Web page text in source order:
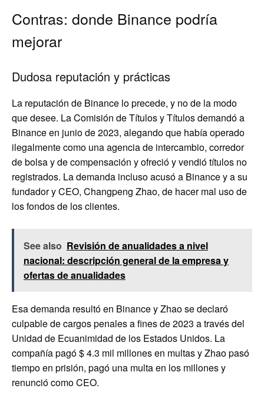
Contras: donde Binance podría
mejorar
Dudosa reputación y prácticas
La reputación de Binance lo precede, y no de la modo
que desee. La Comisión de Títulos y Títulos demandó a
Binance en junio de 2023, alegando que había operado
ilegalmente como una agencia de intercambio, corredor
de bolsa y de compensación y ofreció y vendió títulos no
registrados. La demanda incluso acusó a Binance y a su
fundador y CEO, Changpeng Zhao, de hacer mal uso de
los fondos de los clientes.
See also Revisión de anualidades a nivel
nacional: descripción general de la empresa y
ofertas de anualidades
Esa demanda resultó en Binance y Zhao se declaró
culpable de cargos penales a fines de 2023 a través del
Unidad de Ecuanimidad de los Estados Unidos. La
compañía pagó $ 4.3 mil millones en multas y Zhao pasó
tiempo en prisión, pagó una multa en los millones y
renunció como CEO.